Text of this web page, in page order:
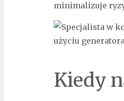
minimalizuje
Kiedy